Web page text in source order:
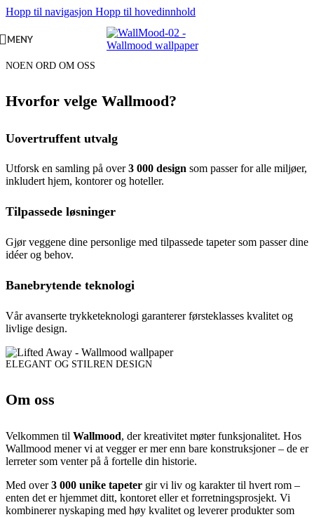
Hopp til navigasjon Hopp til hovedinnhold
MENY
NOEN ORD OM OSS
Hvorfor velge Wallmood?
Uovertruffent utvalg
Utforsk en samling på over3 000 design som passer for alle miljøer,
inkludert hjem, kontorer og hoteller.
Tilpassede løsninger
Gjør veggene dine personlige med tilpassede tapeter som passer dine
idéer og behov.
Banebrytende teknologi
Vår avanserte trykketeknologi garanterer førsteklasses kvalitet og
livlige design.
ELEGANT OG STILREN DESIGN
Om oss
Velkommen til Wallmood, der kreativitet møter funksjonalitet. Hos
Wallmood mener vi at vegger er mer enn bare konstruksjoner – de er
lerreter som venter på å fortelle din historie.
Med over3 000 unike tapeter gir vi liv og karakter til hvert rom –
enten det er hjemmet ditt, kontoret eller et forretningsprosjekt. Vi
kombinerer nyskaping med høy kvalitet og leverer produkter som